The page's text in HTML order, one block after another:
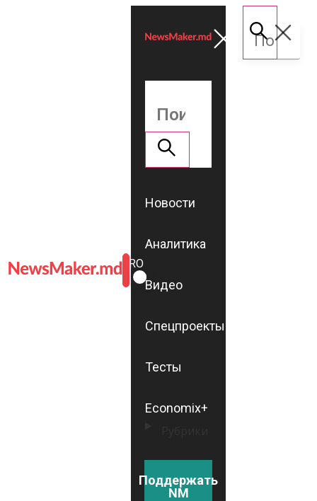
ROMÂNĂ
RU
Новости
Аналитика
Видео
Спецпроекты
Тесты
Economix+
Поддержать
NM